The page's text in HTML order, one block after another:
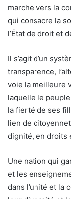
marche vers la
qui consacre la
l’État de droit et
Il s’agit d’un
transparence,
voie la meilleure
laquelle le
la fierté de ses
lien de
dignité, en droits
Une nation qui
et les
dans l’unité et la